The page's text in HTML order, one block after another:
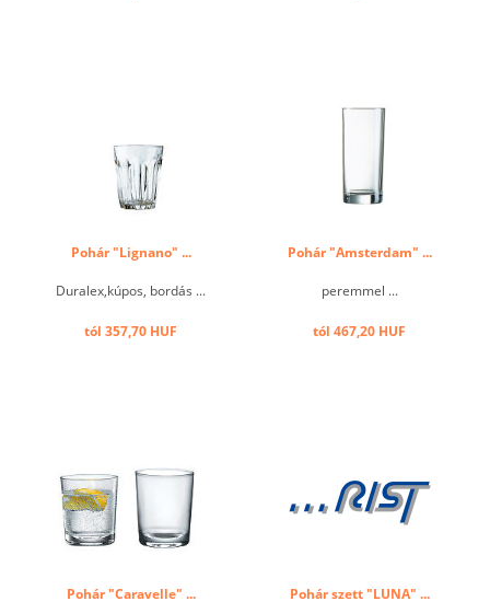
Pohár "Lignano" ...
Duralex,kúpos, bordás ...
tól 357,70 HUF
Pohár "Amsterdam" ...
peremmel ...
tól 467,20 HUF
Pohár "Caravelle" ... Pohár szett "LUNA" ...